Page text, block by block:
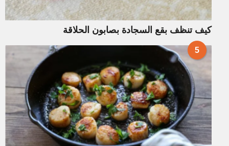
كيف تنظف بقع السجادة بصابون الحلاقة
5